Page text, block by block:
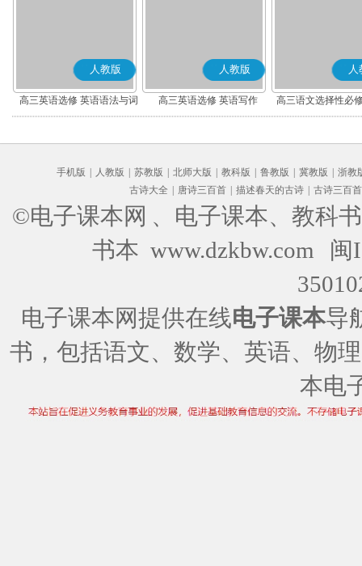
人教版
高三英语选修 英语语法与词
汇
人教版
高三英语选修 英语写作
人
高三语文选择性必
编版)
手机版 人教版 苏教版 北师大版 教科版 鲁教版 冀教版
浙教
古诗大全
唐诗三百首 描述春天的古诗 古诗三百首
©电子课本网 、电子课本、教科
书本 www.dzkbw.com
闽
电子课本网提供在线电子课本导
书，包括语文、数学、英语、物
本电